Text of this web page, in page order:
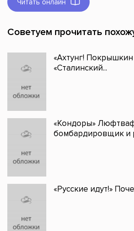
Читать онлайн
Советуем прочитать
«Ахтунг! Покрышкин
«Сталинский...
«Кондоры»
бомбардировщик и
«Русские идут!»